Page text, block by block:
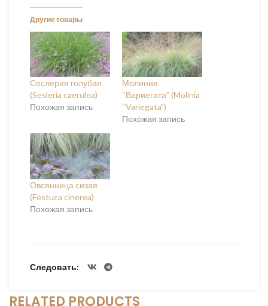
Другие товары
Сеслерия голубая
(Sesleria caerulea)
Похожая запись
Молиния
“Вариегата” (Molinia
“Variegata”)
Похожая запись
Овсянница сизая
(Festuca cinerea)
Похожая запись
Следовать
RELATED PRODUCTS